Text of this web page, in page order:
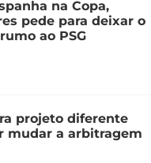
na Copa,
pede para deixar o
ao PSG
projeto diferente
mudar a arbitragem